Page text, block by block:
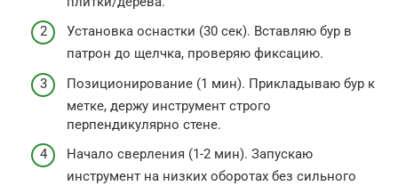
Установка оснастки (30 сек). Вставляю бур в
патрон до щелчка, проверяю фиксацию.
Позиционирование (1 мин). Прикладываю бур к
метке, держу инструмент строго
перпендикулярно стене.
Начало сверления (1-2 мин). Запускаю
инструмент на низких оборотах без сильного